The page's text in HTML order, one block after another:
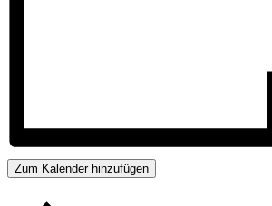
Zum Kalender hinzufügen